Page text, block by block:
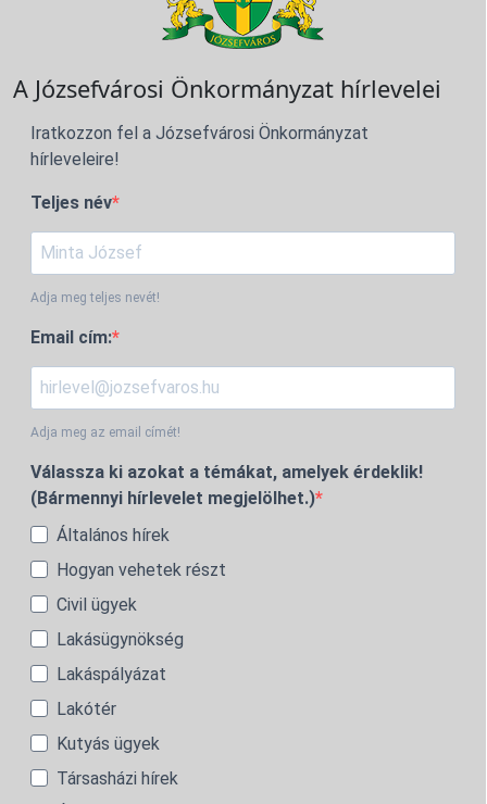
A Józsefvárosi Önkormányzat hírlevelei
Iratkozzon fel a Józsefvárosi Önkormányzat
hírleveleire!
Teljes név
Adja meg teljes nevét!
Email cím:
Adja meg az email címét!
Válassza ki azokat a témákat, amelyek érdeklik!
(Bármennyi hírlevelet megjelölhet.)
Általános hírek
Hogyan vehetek részt
Civil ügyek
Lakásügynökség
Lakáspályázat
Lakótér
Kutyás ügyek
Társasházi hírek